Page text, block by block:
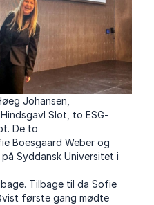
Johansen,
Slot, to ESG-
De to
Boesgaard Weber og
Syddansk Universitet i
Tilbage til da Sofie
første gang mødte